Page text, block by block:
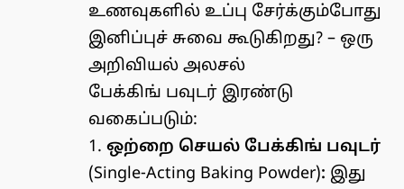
உணவுகளில் உப்பு சேர்க்கும்போது
இனிப்புச் சுவை கூடுகிறது? – ஒரு
அறிவியல் அலசல்
பேக்கிங் பவுடர் இரண்டு
வகைப்படும்:
1. ஒற்றை செயல் பேக்கிங் பவுடர்
(Single-Acting Baking Powder): இது